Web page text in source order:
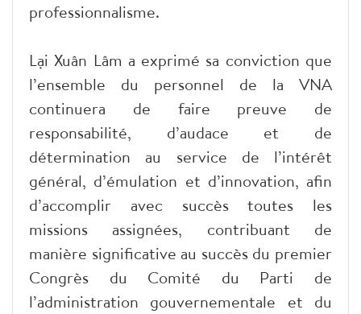
professionnalisme.
Lại Xuân Lâm a exprimé sa conviction que
l’ensemble du personnel de la VNA
continuera de faire preuve de
responsabilité, d’audace et de
détermination au service de l’intérêt
général, d’émulation et d’innovation, afin
d’accomplir avec succès toutes les
missions assignées, contribuant de
manière significative au succès du premier
Congrès du Comité du Parti de
l’administration gouvernementale et du